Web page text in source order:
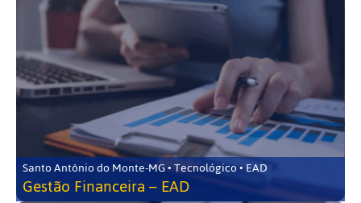
Santo Antônio do Monte-MG • Tecnológico • EAD
Gestão Financeira – EAD